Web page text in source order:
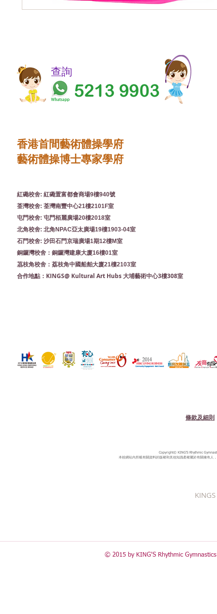
​​查詢
香港首間藝術體操學府
藝術體操博士專家學府
紅磡校舍: 紅磡置富都會商場9樓940號
荃灣校舍: 荃灣南豐中心21樓2101F室
屯門校舍: 屯門栢麗廣場20樓2018室
北角校舍: 北角NPAC亞太廣場19樓1903-04室
石門校舍: 沙田石門京瑞廣場1期12樓M室
銅鑼灣校舍：銅鑼灣建康大廈16樓01室
茘枝角校舍：荔枝角中國船舶大廈21樓2103室
合作地點： KINGS@ Kultural Art Hubs 大埔藝術中心3樓308室
條款及細則
Copyright© KING'S Rhythmic
本校網站內所載有關資料的版權和其他知識產權屬於有關擁有人
© 2015 by KING'S Rhythmic